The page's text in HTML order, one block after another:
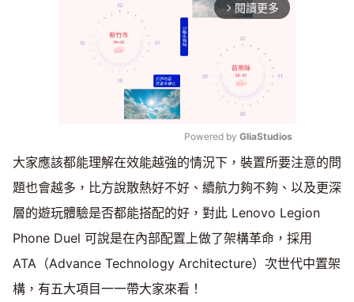
arrow_forward_ios 閱讀更多
Mute
Powered by GliaStudios
大家應該都能理解在效能越強的情況下，裝置所要注意的問
題也會越多，比方說散熱好不好、續航力夠不夠、以及更深
層的遊玩體驗是否都能搭配的好，對此 Lenovo Legion
Phone Duel 可說是在內部配置上做了架構革命，採用
ATA（Advance Technology Architecture）次世代中置架
構，有五大項目一一帶大家來看！